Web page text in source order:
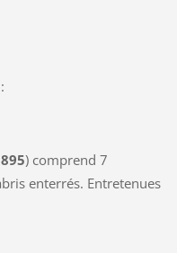
) comprend 7
enterrés. Entretenues